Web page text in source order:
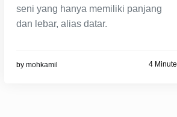
seni yang hanya memiliki panjang
dan lebar, alias datar.
by mohkamil 4 Minute